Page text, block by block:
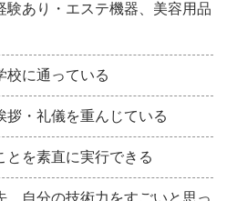
験あり・エステ機器、美容用品
校に通っている
拶・礼儀を重んじている
とを素直に実行できる
、自分の技術力をすごいと思っ